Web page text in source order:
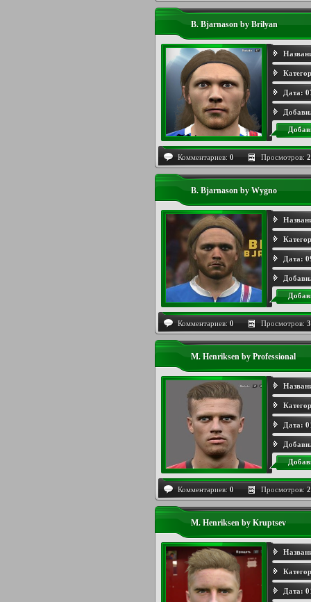
B. Bjarnason by Brilyan
Дата:
Комментариев: 0 Просмотров:
B. Bjarnason by Wygno
Дата:
Комментариев: 0 Просмотров:
M. Henriksen by Professional
Дата:
Комментариев: 0 Просмотров:
M. Henriksen by Kruptsev
Дата: